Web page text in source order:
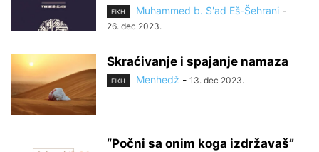
FIKH Muhammed b. S'ad Eš-Šehrani -
26. dec 2023.
Skraćivanje i spajanje namaza
FIKH Menhedž - 13. dec 2023.
“Počni sa onim koga izdržavaš”